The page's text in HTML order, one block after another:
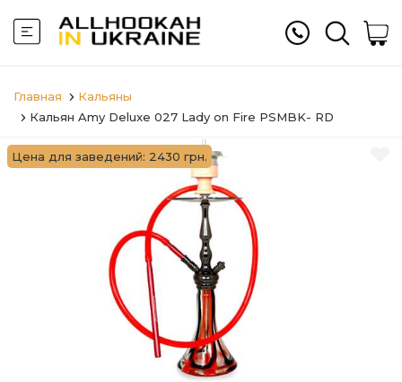
Главная
Кальяны
Кальян Amy Deluxe 027 Lady on Fire PSMBK- RD
Цена для заведений: 2430 грн.